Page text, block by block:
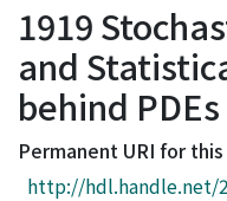
Browse
Download Ranking
Access Statistics
Library Network
1919
and
behind PDEs
Permanent URI for
http://hdl.handle.net/